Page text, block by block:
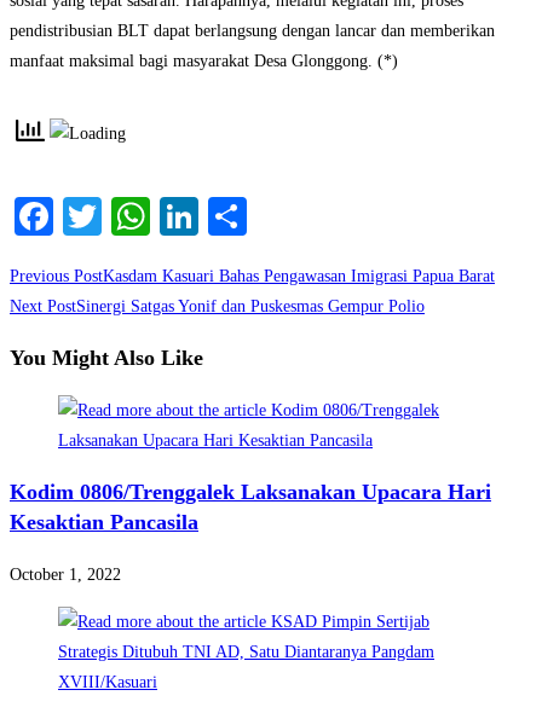
pendistribusian BLT dapat berlangsung dengan lancar dan memberikan
manfaat maksimal bagi masyarakat Desa Glonggong. (*)
Facebook
TwitterWhatsApp
LinkedIn
Read
more
articles
Previous PostKasdam Kasuari Bahas Pengawasan Imigrasi Papua Barat
Next PostSinergi Satgas Yonif dan Puskesmas Gempur Polio
You Might Also Like
Kodim 0806/Trenggalek Laksanakan Upacara Hari
Kesaktian Pancasila
October 1, 2022